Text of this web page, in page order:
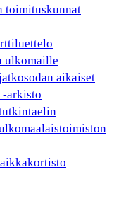
toimituskunnat
ulkomaille
aikaiset
arkisto